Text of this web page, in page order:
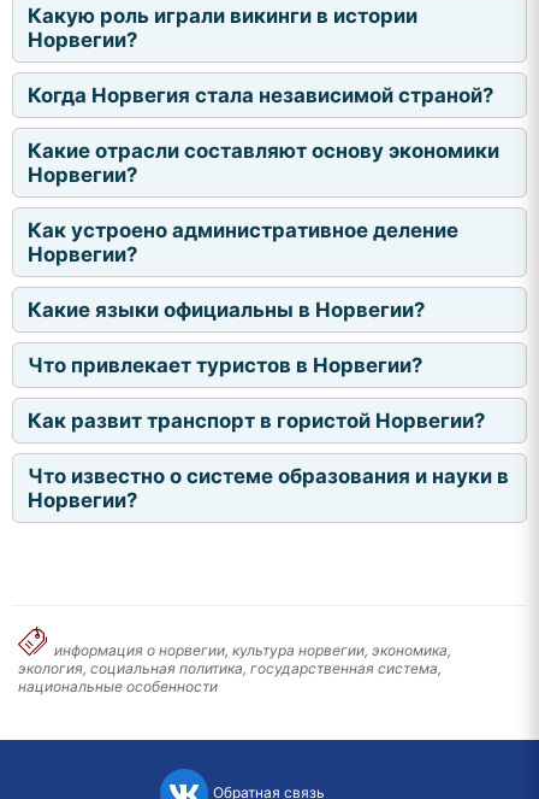
Какую роль играли викинги в истории
Норвегии?
Когда Норвегия стала независимой страной?
Какие отрасли составляют основу экономики
Норвегии?
Как устроено административное деление
Норвегии?
Какие языки официальны в Норвегии?
Что привлекает туристов в Норвегии?
Как развит транспорт в гористой Норвегии?
Что известно о системе образования и науки в
Норвегии?
информация о норвегии, культура норвегии, экономика,
экология, социальная политика, государственная система,
национальные особенности
Обратная связь